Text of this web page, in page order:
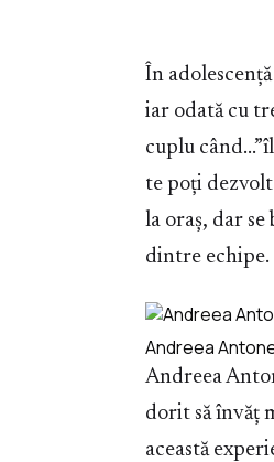
În
iar odată cu
cuplu
te poți
la oraș, dar se
dintre echipe.
Andreea
Andreea
dorit să învăț
această